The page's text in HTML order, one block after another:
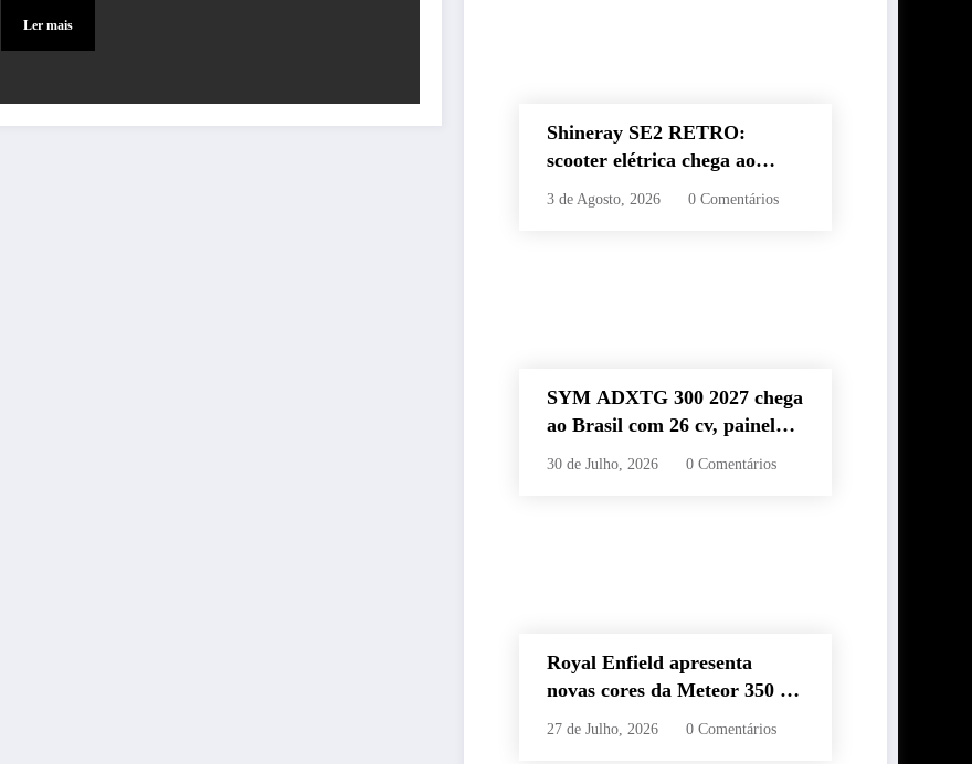
Ler mais
Shineray SE2 RETRO:
scooter elétrica chega ao
Brasil com autonomia de até
3 de Agosto, 2026 0 Comentários
SYM ADXTG 300 2027 chega
ao Brasil com 26 cv, painel
TFT de 7” e preço de R$
30 de Julho, 2026 0 Comentários
Royal Enfield apresenta
novas cores da Meteor 350 e
revela edição especial da
27 de Julho, 2026 0 Comentários